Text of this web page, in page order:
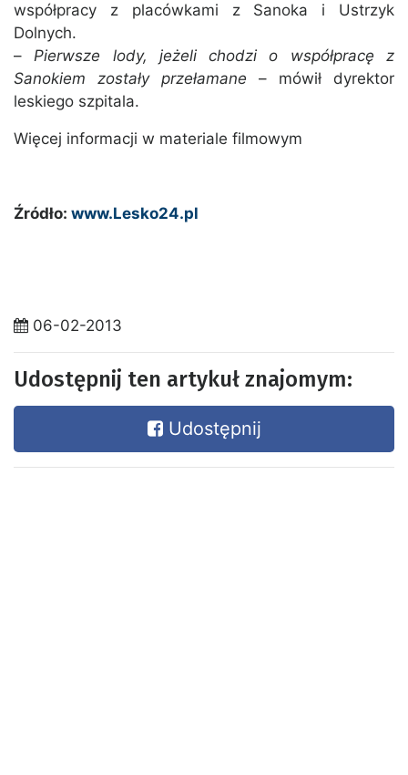
współpracy z placówkami z Sanoka i Ustrzyk
Dolnych.
–Pierwsze lody, jeżeli chodzi o współpracę z
Sanokiem zostały przełamane – mówił dyrektor
leskiego szpitala.
Więcej informacji w materiale filmowym
Źródło: www.Lesko24.pl
06-02-2013
Udostępnij ten artykuł znajomym:
Udostępnij